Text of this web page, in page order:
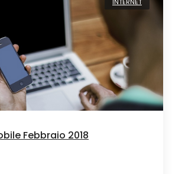
Febbraio 2018